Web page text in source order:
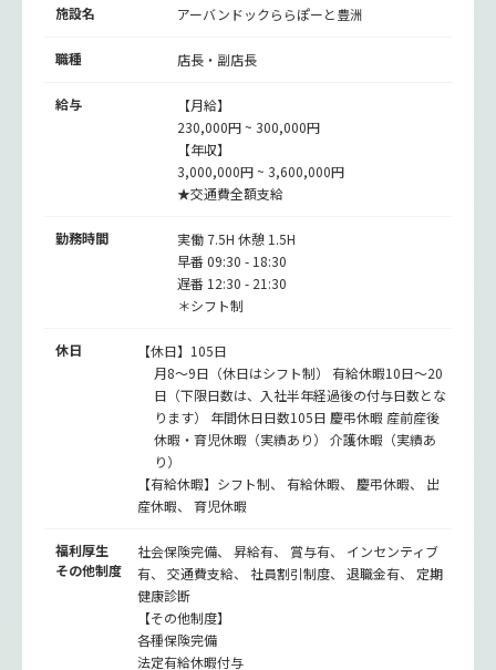
施設名 アーバンドックららぽーと豊洲
職種 店長・副店長
給与
【月給】
230,000円 ~ 300,000円
【年収】
3,000,000円 ~ 3,600,000円
★交通費全額支給
勤務時間
実働 7.5H 休憩 1.5H
早番 09:30 - 18:30
遅番 12:30 - 21:30
＊シフト制
休日
【休日】105日
月8～9日（休日はシフト制） 有給休暇10日～20
日（下限日数は、入社半年経過後の付与日数とな
ります） 年間休日日数105日 慶弔休暇 産前産後
休暇・育児休暇（実績あり） 介護休暇（実績あ
り）
【有給休暇】シフト制、 有給休暇、 慶弔休暇、 出
産休暇、 育児休暇
福利厚生
その他制度
社会保険完備、 昇給有、 賞与有、 インセンティブ
有、 交通費支給、 社員割引制度、 退職金有、 定期
健康診断
【その他制度】
各種保険完備
法定有給休暇付与